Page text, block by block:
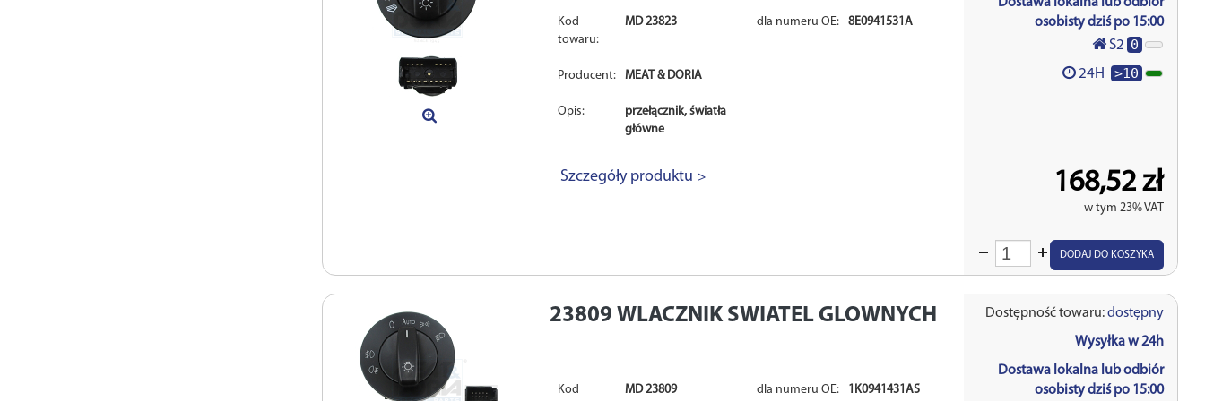
Kod
towaru:
MD 23823
Producent: MEAT & DORIA
Opis:
przełącznik, światła
główne
dla numeru OE: 8E0941531A
Szczegóły produktu >
osobisty dziś po 15:00
S2 0
24H >10
168,52 zł
w tym 23% VAT
Wprowadź
ilość
DODAJ DO KOSZYKA
23809 WLACZNIK SWIATEL GLOWNYCH
Kod MD 23809 dla numeru OE: 1K0941431AS
Dostępność towaru:dostępny
Wysyłka w 24h
Dostawa lokalna lub odbiór
osobisty dziś po 15:00